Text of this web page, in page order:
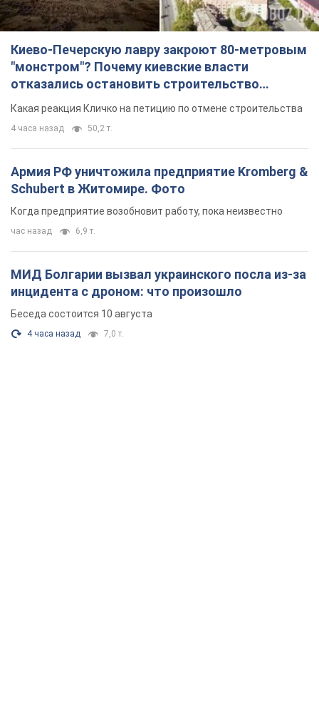
Киево-Печерскую лавру закроют 80-метровым
"монстром"? Почему киевские власти
отказались остановить строительство
небоскреба "московского верующего"
Какая реакция Кличко на петицию по отмене строительства
4 часа назад 50,2 т.
Армия РФ уничтожила предприятие Kromberg &
Schubert в Житомире. Фото
Когда предприятие возобновит работу, пока неизвестно
час назад 6,9 т.
МИД Болгарии вызвал украинского посла из-за
инцидента с дроном: что произошло
Беседа состоится 10 августа
4 часа назад 7,0 т.